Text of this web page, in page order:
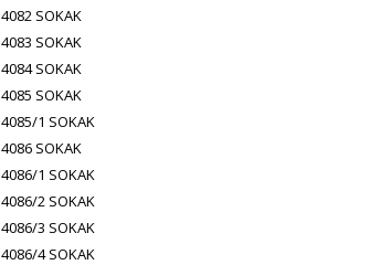
4082 SOKAK
4083 SOKAK
4084 SOKAK
4085 SOKAK
4085/1 SOKAK
4086 SOKAK
4086/1 SOKAK
4086/2 SOKAK
4086/3 SOKAK
4086/4 SOKAK